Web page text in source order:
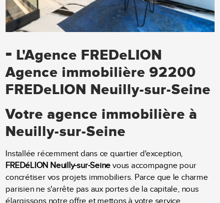
- L'Agence FREDeLION
Agence immobilière 92200
FREDeLION Neuilly-sur-Seine
Votre agence immobilière à
Neuilly-sur-Seine
Installée récemment dans ce quartier d'exception,
FREDéLION Neuilly-sur-Seine vous accompagne pour
concrétiser vos projets immobiliers. Parce que le charme
parisien ne s'arrête pas aux portes de la capitale, nous
élargissons notre offre et mettons à votre service